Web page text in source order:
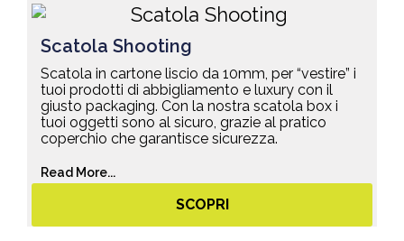
Scatola Shooting
Scatola in cartone liscio da 10mm, per “vestire” i
tuoi prodotti di abbigliamento e luxury con il
giusto packaging. Con la nostra scatola box i
tuoi oggetti sono al sicuro, grazie al pratico
coperchio che garantisce sicurezza.
Read More...
SCOPRI